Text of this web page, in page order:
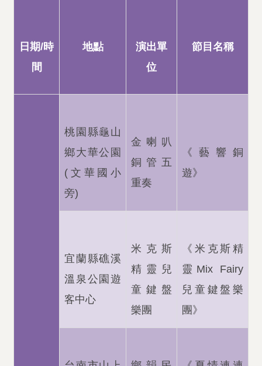
日期/時
間
地點
演出單
位
節目名稱
桃園縣龜山
鄉大華公園
(文華國小
旁)
金喇叭
銅管五
重奏
《藝響銅
遊》
宜蘭縣礁溪
溫泉公園遊
客中心
米克斯
精靈兒
童鍵盤
樂團
《米克斯精
靈Mix Fairy
兒童鍵盤樂
團》